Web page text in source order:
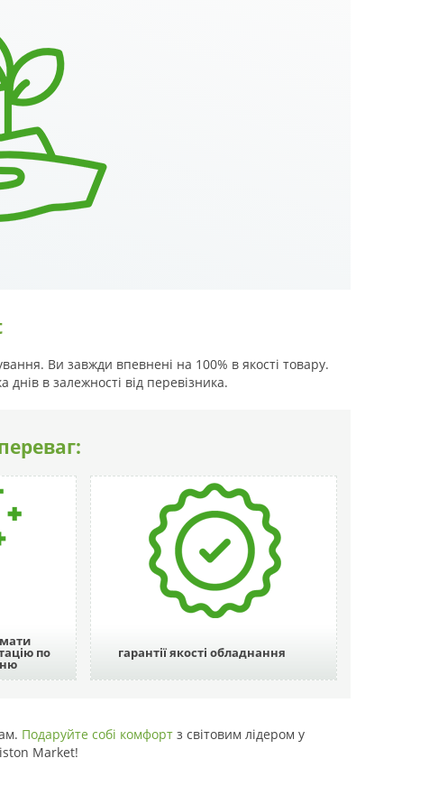
Ви завжди впевнені на 100% в якості товару.
днів в залежності від перевізника.
по гарантії якості обладнання
Подаруйте собі комфорт з світовим лідером у
Market!